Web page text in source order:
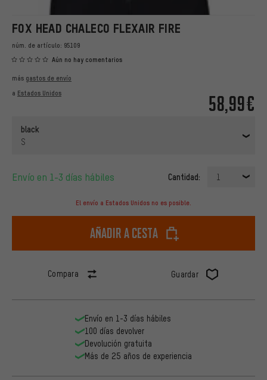
FOX HEAD CHALECO FLEXAIR FIRE
núm. de artículo: 95109
Aún no hay comentarios
58,99€
más gastos de envío
a Estados Unidos
black
S
Envío en 1-3 días hábiles Cantidad: 1
El envío a Estados Unidos no es posible.
Añadir a cesta
Compara Guardar
Envío en 1-3 días hábiles
100 días devolver
Devolución gratuita
Más de 25 años de experiencia